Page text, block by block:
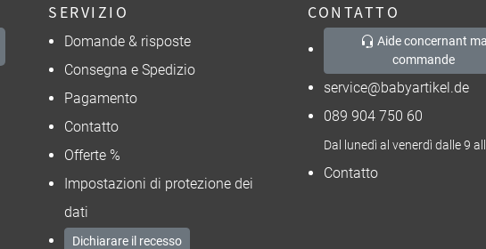
SERVIZIO
Domande & risposte
Consegna e Spedizio
Pagamento
Contatto
Offerte %
Impostazioni di protezione dei
dati
Dichiarare il recesso
CONTATTO
commande
service@babyartikel.de
089 904 750 60
Dal lunedì al venerdì dalle 9
Contatto